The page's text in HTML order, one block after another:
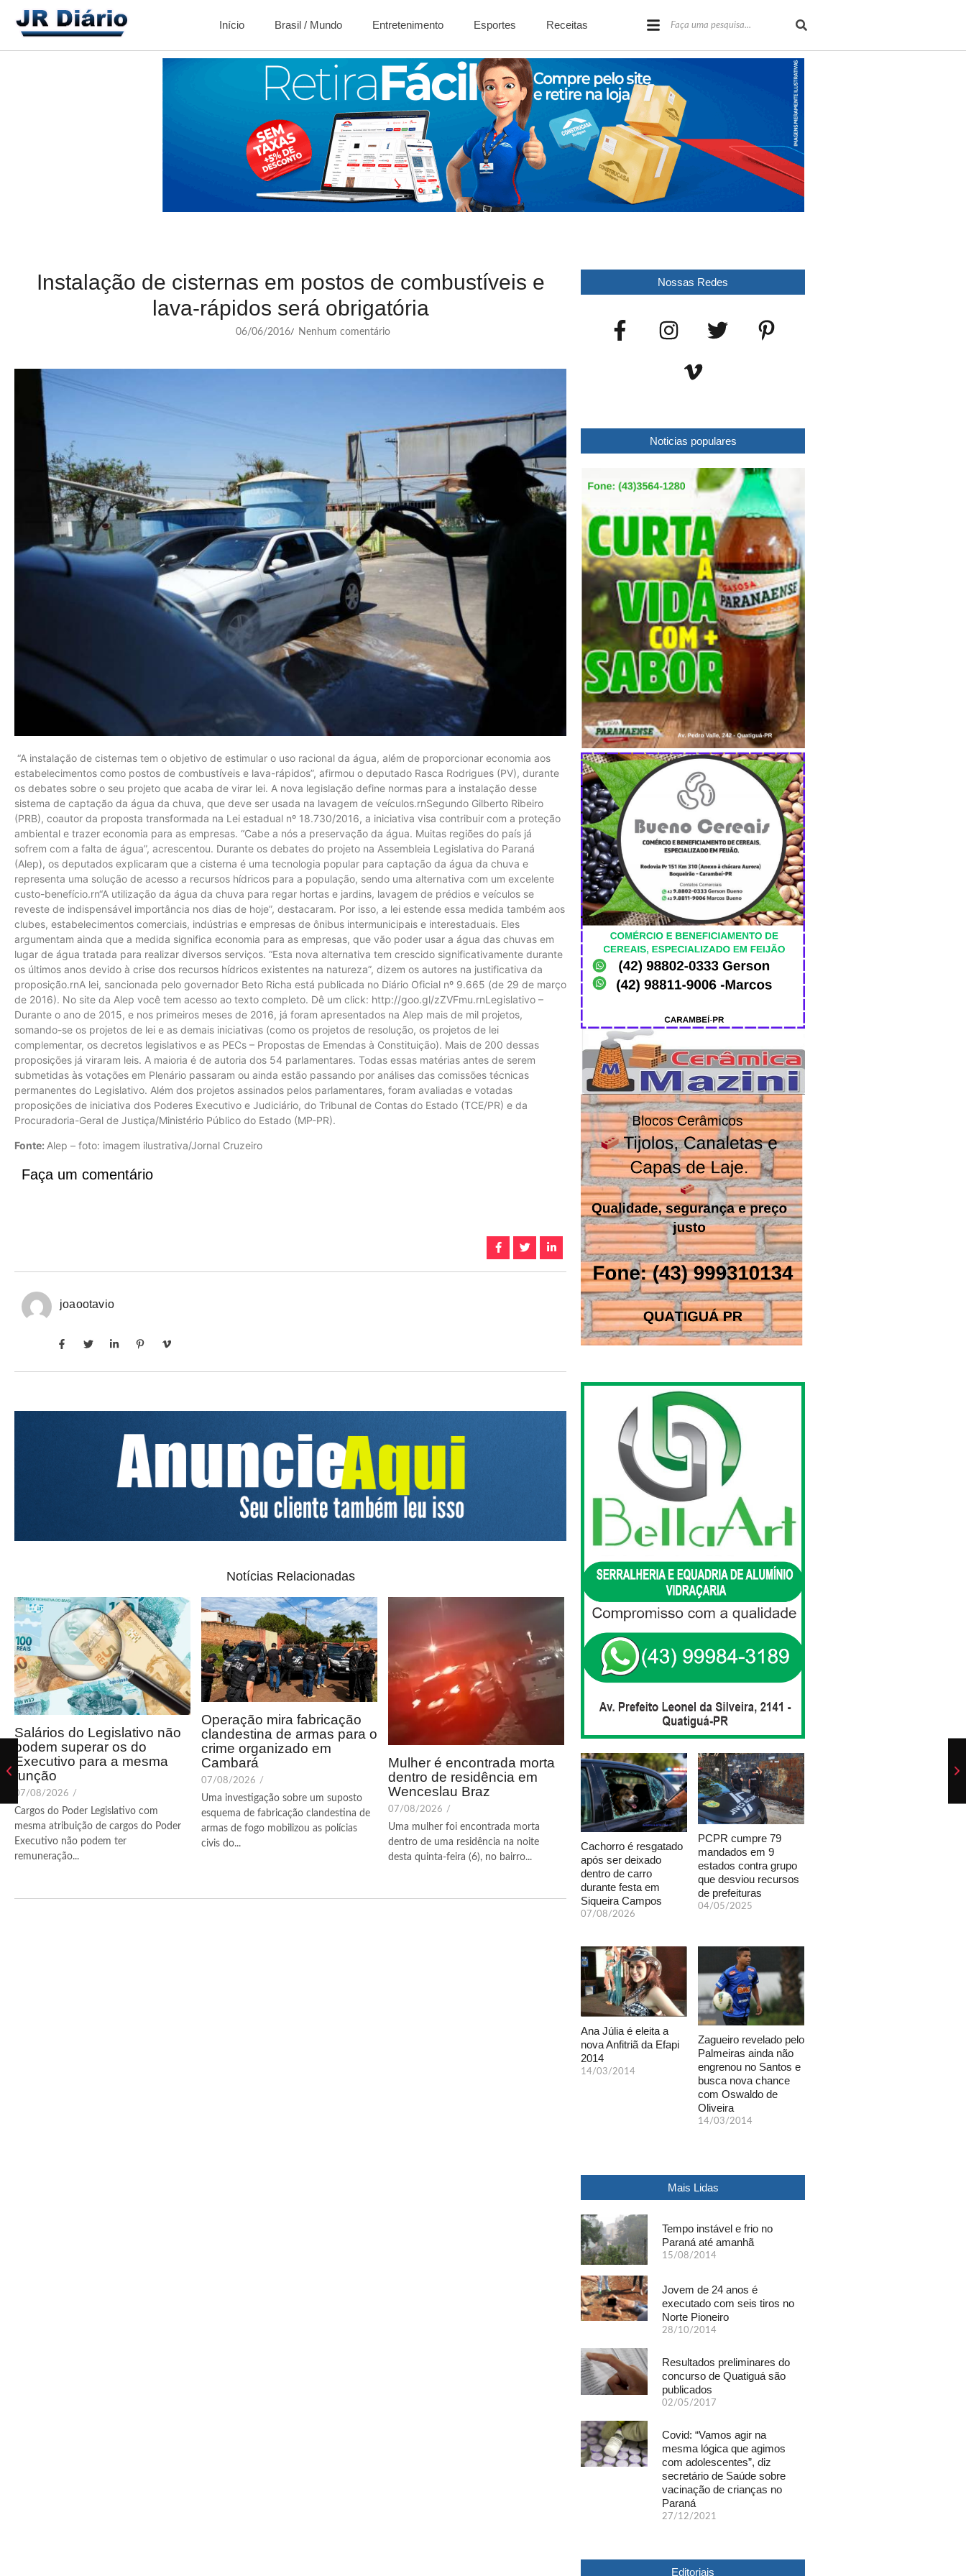
Início Brasil / Mundo Entretenimento Esportes Receitas
Instalação de cisternas em postos de combustíveis e
lava-rápidos será obrigatória
06/06/2016/ Nenhum comentário
“A instalação de cisternas tem o objetivo de estimular o uso racional da água, além de proporcionar economia aos
estabelecimentos como postos de combustíveis e lava-rápidos”, afirmou o deputado Rasca Rodrigues (PV), durante
os debates sobre o seu projeto que acaba de virar lei. A nova legislação define normas para a instalação desse
sistema de captação da água da chuva, que deve ser usada na lavagem de veículos.rnSegundo Gilberto Ribeiro
(PRB), coautor da proposta transformada na Lei estadual nº 18.730/2016, a iniciativa visa contribuir com a proteção
ambiental e trazer economia para as empresas. “Cabe a nós a preservação da água. Muitas regiões do país já
sofrem com a falta de água”, acrescentou. Durante os debates do projeto na Assembleia Legislativa do Paraná
(Alep), os deputados explicaram que a cisterna é uma tecnologia popular para captação da água da chuva e
representa uma solução de acesso a recursos hídricos para a população, sendo uma alternativa com um excelente
custo-benefício.rn“A utilização da água da chuva para regar hortas e jardins, lavagem de prédios e veículos se
reveste de indispensável importância nos dias de hoje”, destacaram. Por isso, a lei estende essa medida também aos
clubes, estabelecimentos comerciais, indústrias e empresas de ônibus intermunicipais e interestaduais. Eles
argumentam ainda que a medida significa economia para as empresas, que vão poder usar a água das chuvas em
lugar de água tratada para realizar diversos serviços. “Esta nova alternativa tem crescido significativamente durante
os últimos anos devido à crise dos recursos hídricos existentes na natureza”, dizem os autores na justificativa da
proposição.rnA lei, sancionada pelo governador Beto Richa está publicada no Diário Oficial nº 9.665 (de 29 de março
de 2016). No site da Alep você tem acesso ao texto completo. Dê um click: http://goo.gl/zZVFmu.rnLegislativo –
Durante o ano de 2015, e nos primeiros meses de 2016, já foram apresentados na Alep mais de mil projetos,
somando-se os projetos de lei e as demais iniciativas (como os projetos de resolução, os projetos de lei
complementar, os decretos legislativos e as PECs – Propostas de Emendas à Constituição). Mais de 200 dessas
proposições já viraram leis. A maioria é de autoria dos 54 parlamentares. Todas essas matérias antes de serem
submetidas às votações em Plenário passaram ou ainda estão passando por análises das comissões técnicas
permanentes do Legislativo. Além dos projetos assinados pelos parlamentares, foram avaliadas e votadas
proposições de iniciativa dos Poderes Executivo e Judiciário, do Tribunal de Contas do Estado (TCE/PR) e da
Procuradoria-Geral de Justiça/Ministério Público do Estado (MP-PR).
Fonte: Alep – foto: imagem ilustrativa/Jornal Cruzeiro
Faça um comentário
joaootavio
Notícias Relacionadas
Salários do Legislativo não
podem superar os do
Executivo para a mesma
função
07/08/2026 /
Cargos do Poder Legislativo com
mesma atribuição de cargos do Poder
Executivo não podem ter
remuneração...
Operação mira fabricação
clandestina de armas para o
crime organizado em
Cambará
07/08/2026 /
Uma investigação sobre um suposto
esquema de fabricação clandestina de
armas de fogo mobilizou as polícias
civis do...
Mulher é encontrada morta
dentro de residência em
Wenceslau Braz
07/08/2026 /
Uma mulher foi encontrada morta
dentro de uma residência na noite
desta quinta-feira (6), no bairro...
Nossas Redes
Noticias populares
Cachorro é resgatado
após ser deixado
dentro de carro
durante festa em
Siqueira Campos
07/08/2026
PCPR cumpre 79
mandados em 9
estados contra grupo
que desviou recursos
de prefeituras
04/05/2025
Ana Júlia é eleita a
nova Anfitriã da Efapi
2014
14/03/2014
Zagueiro revelado pelo
Palmeiras ainda não
engrenou no Santos e
busca nova chance
com Oswaldo de
Oliveira
14/03/2014
Mais Lidas
Tempo instável e frio no
Paraná até amanhã
15/08/2014
Jovem de 24 anos é
executado com seis tiros no
Norte Pioneiro
28/10/2014
Resultados preliminares do
concurso de Quatiguá são
publicados
02/05/2017
Covid: “Vamos agir na
mesma lógica que agimos
com adolescentes”, diz
secretário de Saúde sobre
vacinação de crianças no
Paraná
27/12/2021
Editoriais